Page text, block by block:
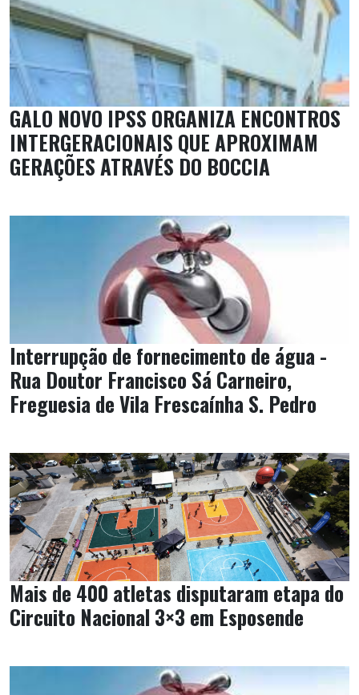
GALO NOVO IPSS ORGANIZA ENCONTROS
INTERGERACIONAIS QUE APROXIMAM
GERAÇÕES ATRAVÉS DO BOCCIA
Interrupção de fornecimento de água -
Rua Doutor Francisco Sá Carneiro,
Freguesia de Vila Frescaínha S. Pedro
Mais de 400 atletas disputaram etapa do
Circuito Nacional 3×3 em Esposende